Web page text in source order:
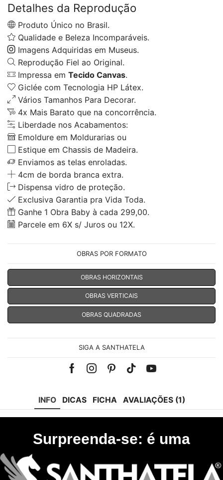
Detalhes da Reprodução
Produto Único no Brasil.
Qualidade e Beleza Incomparáveis.
Imagens Adquiridas em Museus.
Reprodução Fiel ao Original.
Impressa em Tecido Canvas.
Giclée com Tecnologia HP Látex.
Vários Tamanhos Para Decorar.
4x Mais Barato que na concorrência.
Liberdade nos Acabamentos:
Emoldure em Moldurarias ou
Estique em Chassis de Madeira.
Enviamos as telas enroladas.
4cm de borda branca extra.
Dispensa vidro de proteção.
Exclusiva Garantia pra Vida Toda.
Ganhe 1 Obra Baby à cada 299,00.
Parcele em 6X s/ Juros ou 12X.
OBRAS POR FORMATO
OBRAS HORIZONTAIS
OBRAS VERTICAIS
OBRAS QUADRADAS
SIGA A SANTHATELA
Facebook
Instagram
Pinterest
Tik-Youtube
INFO DICAS FICHA AVALIAÇÕES (1)
Surpreenda-se: é uma